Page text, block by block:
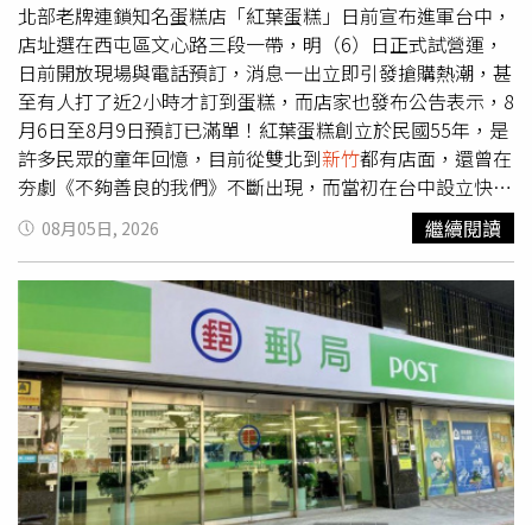
北部老牌連鎖知名蛋糕店「紅葉蛋糕」日前宣布進軍台中，
店址選在西屯區文心路三段一帶，明（6）日正式試營運，
日前開放現場與電話預訂，消息一出立即引發搶購熱潮，甚
至有人打了近2小時才訂到蛋糕，而店家也發布公告表示，8
月6日至8月9日預訂已滿單！紅葉蛋糕創立於民國55年，是
許多民眾的童年回憶，目前從雙北到新竹都有店面，還曾在
夯劇《不夠善良的我們》不斷出現，而當初在台中設立快閃
櫃，排隊人潮擠爆現場，要等40分鐘才買得到，讓不少饕客
大讚其蛋糕美味。這次紅葉蛋糕正式進軍台中，自日前開放
台分享買不到的經歷。由於預購反應熱烈，紅葉蛋糕在官網
發布公告表示：「8月6日至8月9日預訂已滿單，如欲購買
蛋糕，請直接至現場選購，每日現貨數量有限，款式以門市
現場販售為主，建議提早前往喔！造成不便敬請見諒。」此
外，店家也提到8月13日將開放下一波官網訂單，開放官網
預訂、門市自取！
08月05日, 2026 繼續閱讀